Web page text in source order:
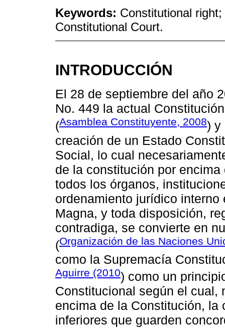
Keywords: Constitutional
Constitutional Court.
INTRODUCCIÓN
El 28 de septiembre del año
No. 449 la actual
(Asamblea Constituyente, 2008) y
creación de un Estado
Social, lo cual
de la constitución por
todos los órganos,
ordenamiento jurídico
Magna, y toda disposición,
contradiga, se convierte en
(Organización de las Naciones
como la Supremacía
Aguirre (2010) como un
Constitucional según el cual,
encima de la Constitución,
inferiores que guarden